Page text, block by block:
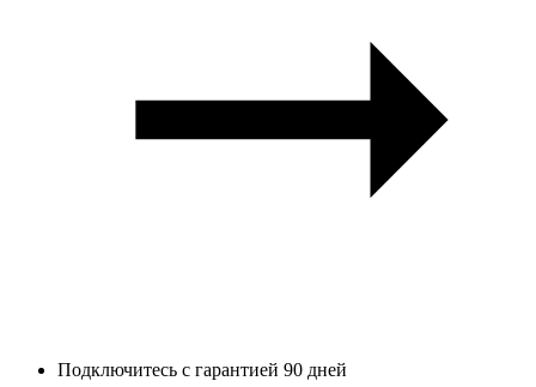
Подключитесь с гарантией 90 дней